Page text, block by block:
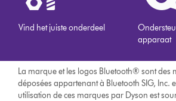
Vind het juiste onderdeel
apparaat
La marque et les logos Bluetooth® sont des
déposées appartenant à Bluetooth SIG, Inc.
utilisation de ces marques par Dyson est